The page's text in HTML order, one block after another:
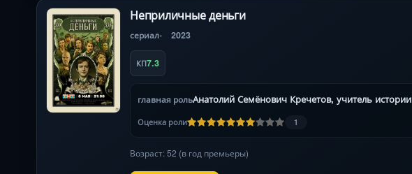
Неприличные деньги
сериал 2023
КП7.3
главная рольАнатолий Семёнович Кречетов, учитель истории
Оценка роли 1
Возраст: 52 (в год премьеры)